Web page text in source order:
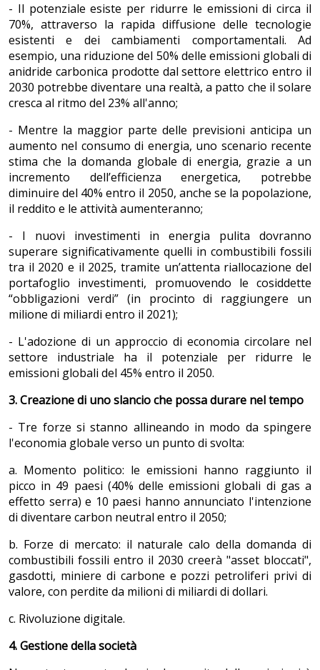
- Il potenziale esiste per ridurre le emissioni di circa il
70%, attraverso la rapida diffusione delle tecnologie
esistenti e dei cambiamenti comportamentali. Ad
esempio, una riduzione del 50% delle emissioni globali di
anidride carbonica prodotte dal settore elettrico entro il
2030 potrebbe diventare una realtà, a patto che il solare
cresca al ritmo del 23% all'anno;
- Mentre la maggior parte delle previsioni anticipa un
aumento nel consumo di energia, uno scenario recente
stima che la domanda globale di energia, grazie a un
incremento dell’efficienza energetica, potrebbe
diminuire del 40% entro il 2050, anche se la popolazione,
il reddito e le attività aumenteranno;
- I nuovi investimenti in energia pulita dovranno
superare significativamente quelli in combustibili fossili
tra il 2020 e il 2025, tramite un’attenta riallocazione del
portafoglio investimenti, promuovendo le cosiddette
“obbligazioni verdi” (in procinto di raggiungere un
milione di miliardi entro il 2021);
- L'adozione di un approccio di economia circolare nel
settore industriale ha il potenziale per ridurre le
emissioni globali del 45% entro il 2050.
3. Creazione di uno slancio che possa durare nel tempo
- Tre forze si stanno allineando in modo da spingere
l'economia globale verso un punto di svolta:
a. Momento politico: le emissioni hanno raggiunto il
picco in 49 paesi (40% delle emissioni globali di gas a
effetto serra) e 10 paesi hanno annunciato l'intenzione
di diventare carbon neutral entro il 2050;
b. Forze di mercato: il naturale calo della domanda di
combustibili fossili entro il 2030 creerà "asset bloccati",
gasdotti, miniere di carbone e pozzi petroliferi privi di
valore, con perdite da milioni di miliardi di dollari.
c. Rivoluzione digitale.
4. Gestione della società